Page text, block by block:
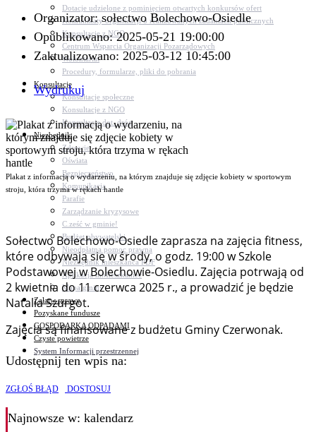
Dotacje udzielone z pominięciem otwartych konkursów ofert
Komunikaty organizacji o realizowanych zadaniach publicznych
Konsultacje z NGO
Centrum Wsparcia Organizacji Pozarządowych
Wolontariat
Procedury, formularze, pliki do pobrania
Konsultacje
Konsultacje społeczne
Konsultacje z NGO
Konsultacje dot. dróg
Niezbędnik
Zdrowie
Oświata
Bezpieczeństwo
Komunikacja
Parafie
Zarządzanie kryzysowe
C.ześć w gminie!
Budżet obywatelski
Nieodpłatna pomoc prawna
Niezbędnik mieszkańca PDF
Aplikacja mMieszkaniec
Mapa gminy
Załatw sprawę
Pozyskane fundusze
GOSPODARKA ODPADAMI
Czyste powietrze
System Informacji przestrzennej
Organizator: sołectwo Bolechowo-Osiedle
Opublikowano: 2025-05-21 19:00:00
Zaktualizowano: 2025-03-12 10:45:00
Wydrukuj
Plakat z informacją o wydarzeniu, na którym znajduje się zdjęcie kobiety w sportowym
stroju, która trzyma w rękach hantle
Sołectwo Bolechowo-Osiedle zaprasza na zajęcia fitness,
które odbywają się w środy, o godz. 19:00 w Szkole
Podstawowej w Bolechowie-Osiedlu. Zajęcia potrwają od
2 kwietnia do 11 czerwca 2025 r., a prowadzić je będzie
Natalia Szurgot.
Zajęcia są finansowane z budżetu Gminy Czerwonak.
Udostępnij ten wpis na:
ZGŁOŚ BŁĄD DOSTOSUJ
Najnowsze w: kalendarz